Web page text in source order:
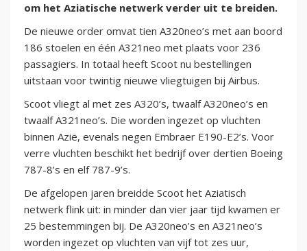
om het Aziatische netwerk verder uit te breiden.
De nieuwe order omvat tien A320neo’s met aan boord
186 stoelen en één A321neo met plaats voor 236
passagiers. In totaal heeft Scoot nu bestellingen
uitstaan voor twintig nieuwe vliegtuigen bij Airbus.
Scoot vliegt al met zes A320’s, twaalf A320neo’s en
twaalf A321neo’s. Die worden ingezet op vluchten
binnen Azië, evenals negen Embraer E190-E2’s. Voor
verre vluchten beschikt het bedrijf over dertien Boeing
787-8’s en elf 787-9’s.
De afgelopen jaren breidde Scoot het Aziatisch
netwerk flink uit: in minder dan vier jaar tijd kwamen er
25 bestemmingen bij. De A320neo’s en A321neo’s
worden ingezet op vluchten van vijf tot zes uur,